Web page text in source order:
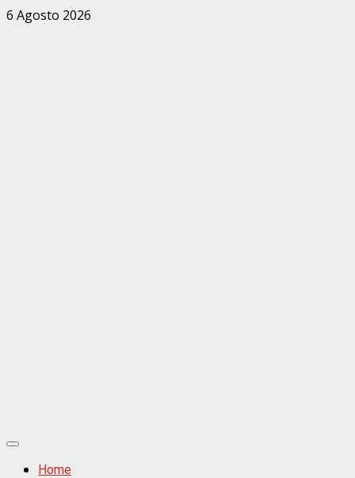
Zum
6 Agosto 2026
Primäres
MenüHome